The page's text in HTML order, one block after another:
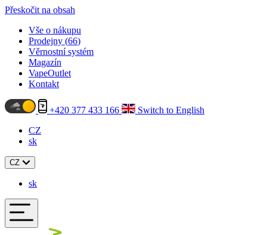
Přeskočit na obsah
Vše o nákupu
Prodejny (66)
Věrnostní systém
Magazín
VapeOutlet
Kontakt
+420 377 433 166
Switch to English
CZ
sk
CZ
sk